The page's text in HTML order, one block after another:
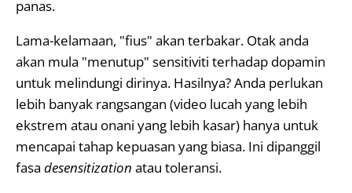
panas.
Lama-kelamaan, "fius" akan terbakar. Otak anda
akan mula "menutup" sensitiviti terhadap dopamin
untuk melindungi dirinya. Hasilnya? Anda perlukan
lebih banyak rangsangan (video lucah yang lebih
ekstrem atau onani yang lebih kasar) hanya untuk
mencapai tahap kepuasan yang biasa. Ini dipanggil
fasa desensitization atau toleransi.